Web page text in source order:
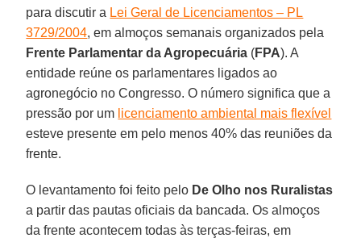
para discutir a Lei Geral de Licenciamentos – PL
3729/2004, em almoços semanais organizados pela
Frente Parlamentar da Agropecuária (FPA). A
entidade reúne os parlamentares ligados ao
agronegócio no Congresso. O número significa que a
pressão por um licenciamento ambiental mais flexível
esteve presente em pelo menos 40% das reuniões da
frente.
O levantamento foi feito pelo De Olho nos Ruralistas
a partir das pautas oficiais da bancada. Os almoços
da frente acontecem todas às terças-feiras, em